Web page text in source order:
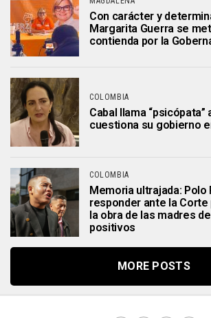
Con carácter y
Margarita Guerra se
contienda por la
COLOMBIA
Cabal llama “psicópata”
cuestiona su gobierno
COLOMBIA
Memoria ultrajada: Polo
responder ante la Corte
la obra de las madres
positivos
MORE POSTS